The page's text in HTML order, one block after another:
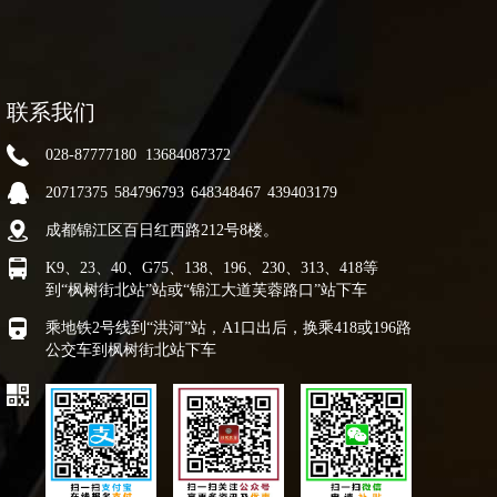
联系我们
028-87777180 13684087372
20717375 584796793 648348467 439403179
成都锦江区百日红西路212号8楼。
K9、23、40、G75、138、196、230、313、418等
到“枫树街北站”站或“锦江大道芙蓉路口”站下车
乘地铁2号线到“洪河”站，A1口出后，换乘418或196路
公交车到枫树街北站下车